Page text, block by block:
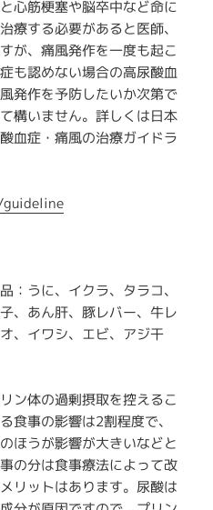
心筋梗塞や脳卒中など命に
療する必要があると医師、
が、痛風発作を一度も起こ
も認めない場合の高尿酸血
発作を予防したいか次第で
構いません。詳しくは日本
血症・痛風の治療ガイドラ
：うに、イクラ、タラコ、
、あん肝、豚レバー、牛レ
、イワシ、エビ、アジ干
ン体の過剰摂取を控えるこ
食事の影響は2割程度で、
ほうが影響が大きいなどと
の分は食事療法によって改
リットはあります。尿酸は